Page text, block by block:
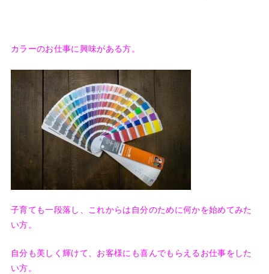
カラーのお仕事に興味がある方。
子育ても一段落し、これからは自分のために何かを始めてみた
い方。
自分も美しく輝けて、お客様にも喜んでもらえるお仕事をした
い方。